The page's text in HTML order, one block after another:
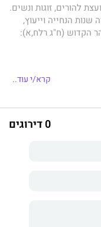
להורים, זוגות ונשים.
הנחייה וייעוץ,
הקדוש (ח"ג רלח,א):
והכי חשוב
באומץ.
קרא/י עוד..
0 דירוגים